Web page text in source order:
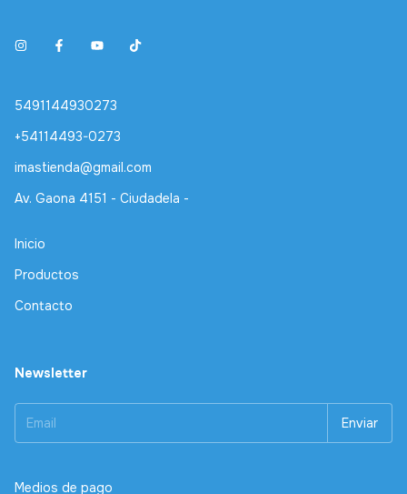
5491144930273
+54114493-0273
imastienda@gmail.com
Av. Gaona 4151 - Ciudadela -
Inicio
Productos
Contacto
Newsletter
Medios de pago